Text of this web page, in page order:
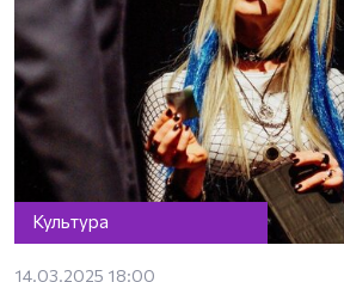
Культура
14.03.2025 18:00